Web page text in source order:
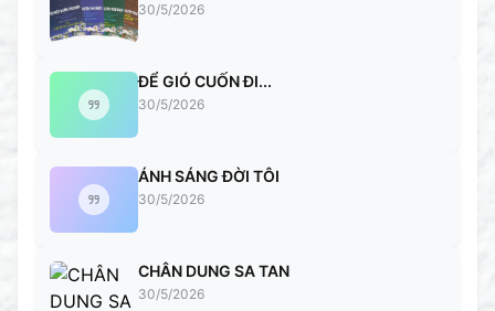
30/5/2026
ĐỂ GIÓ CUỐN ĐI...
30/5/2026
ÁNH SÁNG ĐỜI TÔI
30/5/2026
CHÂN DUNG SA TAN
30/5/2026